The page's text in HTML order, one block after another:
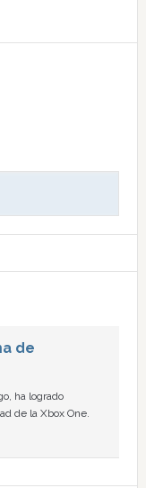
de
ha logrado
de la Xbox One.